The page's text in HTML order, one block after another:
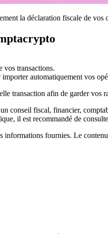
la déclaration fiscale de vos
vos transactions.
automatiquement vos
transaction afin de garder vos
conseil fiscal, financier,
il est recommandé de
informations fournies. Le